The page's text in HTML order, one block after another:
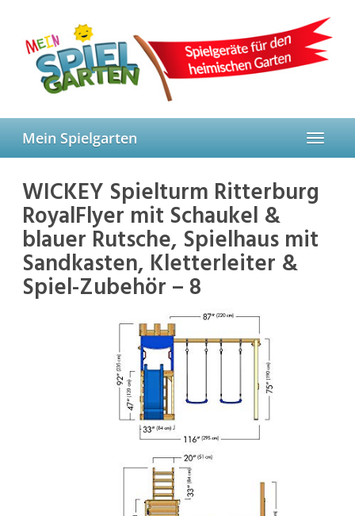
content
Toggle
Mein Spielgarten
WICKEY Spielturm Ritterburg
RoyalFlyer mit Schaukel &
blauer Rutsche, Spielhaus mit
Sandkasten, Kletterleiter &
Spiel-Zubehör – 8